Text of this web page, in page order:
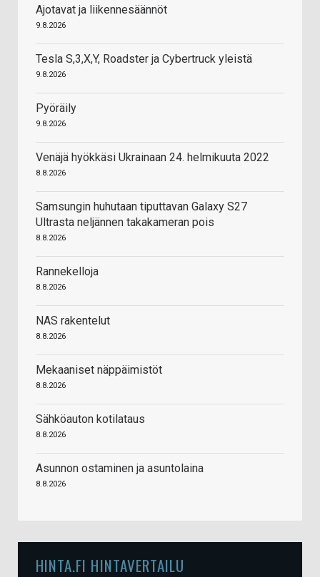
Ajotavat ja liikennesäännöt
9.8.2026
Tesla S,3,X,Y, Roadster ja Cybertruck yleistä
9.8.2026
Pyöräily
9.8.2026
Venäjä hyökkäsi Ukrainaan 24. helmikuuta 2022
8.8.2026
Samsungin huhutaan tiputtavan Galaxy S27
Ultrasta neljännen takakameran pois
8.8.2026
Rannekelloja
8.8.2026
NAS rakentelut
8.8.2026
Mekaaniset näppäimistöt
8.8.2026
Sähköauton kotilataus
8.8.2026
Asunnon ostaminen ja asuntolaina
8.8.2026
HINTA.FI HINTAVERTAILU